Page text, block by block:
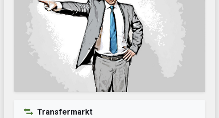
Transfermarkt